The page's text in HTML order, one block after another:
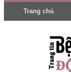
Trang chủ